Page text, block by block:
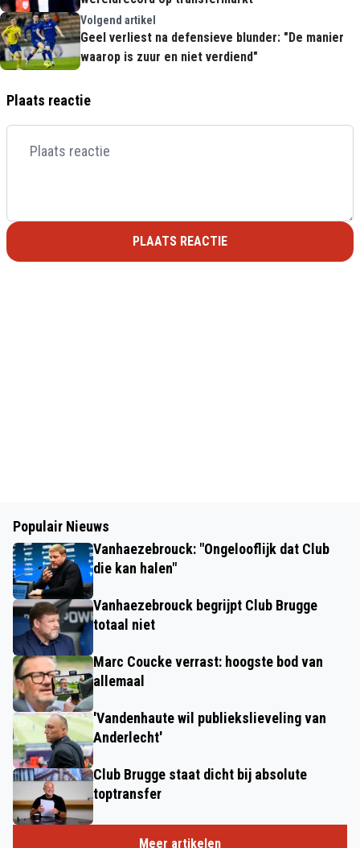
Volgend artikel
Geel verliest na defensieve blunder: "De manier
waarop is zuur en niet verdiend"
Plaats reactie
PLAATS REACTIE
Populair Nieuws
Vanhaezebrouck: "Ongelooflijk dat Club
die kan halen"
Vanhaezebrouck begrijpt Club Brugge
totaal niet
Marc Coucke verrast: hoogste bod van
allemaal
'Vandenhaute wil publiekslieveling van
Anderlecht'
Club Brugge staat dicht bij absolute
toptransfer
Meer artikelen